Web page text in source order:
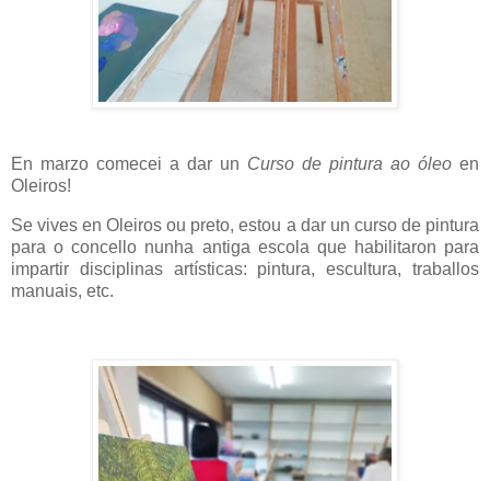
En marzo comecei a dar un Curso de pintura ao óleo en
Oleiros!
Se vives en Oleiros ou preto, estou a dar un curso de pintura
para o concello nunha antiga escola que habilitaron para
impartir disciplinas artísticas: pintura, escultura, traballos
manuais, etc.